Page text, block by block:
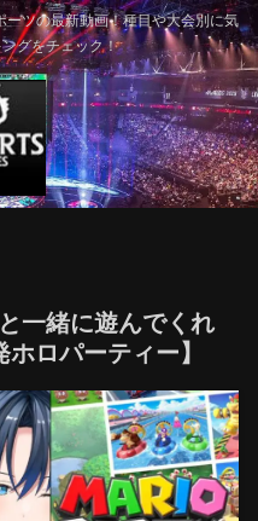
ツの最新動画！種目や大会別に気
グをチェック！
一緒に遊んでくれ
ロパーティー】